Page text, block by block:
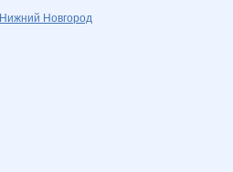
Нижний Новгород